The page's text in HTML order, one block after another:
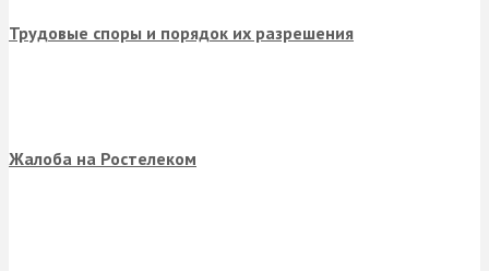
Трудовые споры и порядок их разрешения
Жалоба на Ростелеком